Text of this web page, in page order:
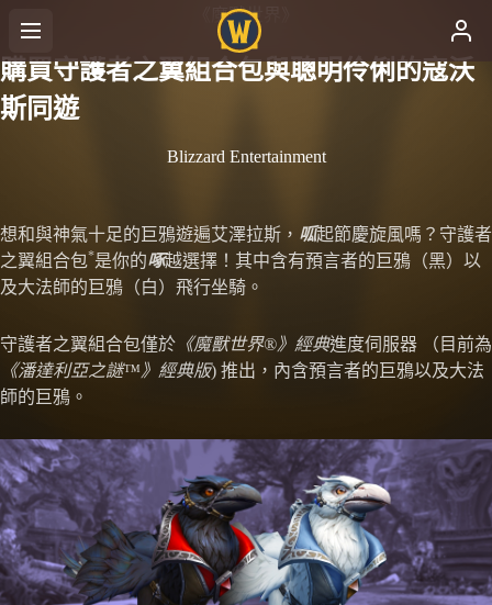
《魔獸世界》
購買守護者之翼組合包與聰明伶俐的寇沃
斯同遊
Blizzard Entertainment
想和與神氣十足的巨鴉遊遍艾澤拉斯， 呱起節慶旋風嗎？守護者
之翼組合包*是你的啄越選擇！其中含有預言者的巨鴉（黑）以
及大法師的巨鴉（白）飛行坐騎。
守護者之翼組合包僅於 《魔獸世界®》經典進度伺服器 （目前為
《潘達利亞之謎™》經典版) 推出，內含預言者的巨鴉以及大法
師的巨鴉。